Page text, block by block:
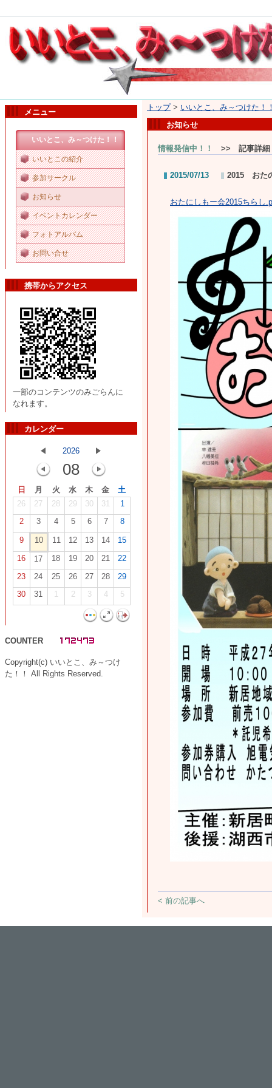
メニュー
いいとこ、み～つけた！！
いいとこの紹介
参加サークル
お知らせ
イベントカレンダー
フォトアルバム
お問い合せ
携帯からアクセス
一部のコンテンツのみごらんに
なれます。
カレンダー
2026
08
日 月 火 水 木 金
土
26
27 28 29 30 31
1
2
3 4 5 6 7 8
9 10 11 12 13 14
15
16
17 18 19 20 21
22
23
24 25 26 27 28
29
30
31 1 2 3 4 5
COUNTER
Copyright(c) いいとこ、み～つけ
た！！ All Rights Reserved.
トップ> いいとこ、み～つけた！
お知らせ
情報発信中！！ >> 記事詳細
2015/07/13 2015 おた
おたにしもー会2015ちらし
< 前の記事へ